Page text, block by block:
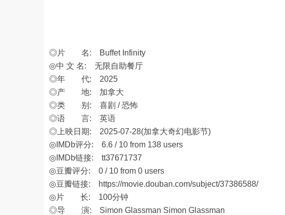
◎片 名: Buffet Infinity
◎中 文 名: 无限自助餐厅
◎年 代: 2025
◎产 地: 加拿大
◎类 别: 喜剧 / 恐怖
◎语 言: 英语
◎上映日期: 2025-07-28(加拿大奇幻电影节)
◎IMDb评分: 6.6 / 10 from 138 users
◎IMDb链接: tt37671737
◎豆瓣评分: 0 / 10 from 0 users
◎豆瓣链接:
https://movie.douban.com/subject/37386588/
◎片 长: 100分钟
◎导 演: Simon Glassman Simon Glassman